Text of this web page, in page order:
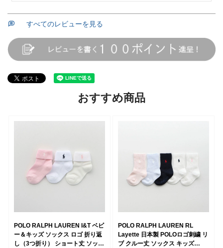
すべてのレビューを見る
おすすめ商品
POLO RALPH LAUREN I&T ベビ
ー＆キッズ ソックス ロゴ 折り返
し（3つ折り） ショート丈 ソック
POLO RALPH LAUREN RL
Layette 日本製 POLOロゴ刺繍 リ
ブ クルー丈 ソックス キッズ